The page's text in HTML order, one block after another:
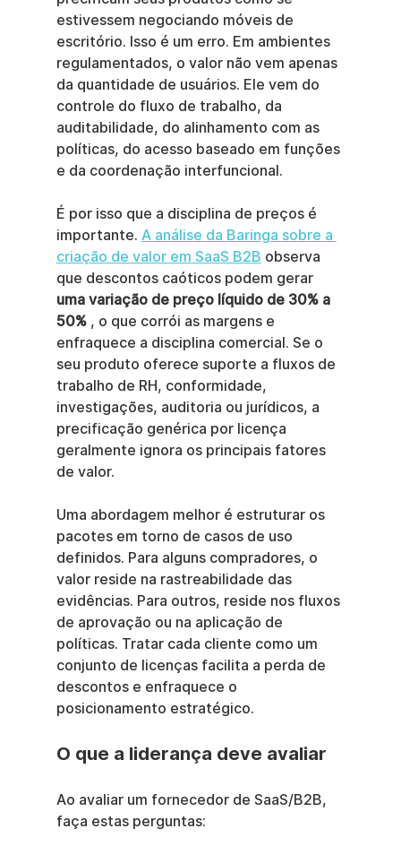
estivessem negociando móveis de
escritório. Isso é um erro. Em ambientes
regulamentados, o valor não vem apenas
da quantidade de usuários. Ele vem do
controle do fluxo de trabalho, da
auditabilidade, do alinhamento com as
políticas, do acesso baseado em funções
e da coordenação interfuncional.
É por isso que a disciplina de preços é
importante. A análise da Baringa sobre a
criação de valor em SaaS B2B observa
que descontos caóticos podem gerar
uma variação de preço líquido de 30% a
50% , o que corrói as margens e
enfraquece a disciplina comercial. Se o
seu produto oferece suporte a fluxos de
trabalho de RH, conformidade,
investigações, auditoria ou jurídicos, a
precificação genérica por licença
geralmente ignora os principais fatores
de valor.
Uma abordagem melhor é estruturar os
pacotes em torno de casos de uso
definidos. Para alguns compradores, o
valor reside na rastreabilidade das
evidências. Para outros, reside nos fluxos
de aprovação ou na aplicação de
políticas. Tratar cada cliente como um
conjunto de licenças facilita a perda de
descontos e enfraquece o
posicionamento estratégico.
O que a liderança deve avaliar
Ao avaliar um fornecedor de SaaS/B2B,
faça estas perguntas: